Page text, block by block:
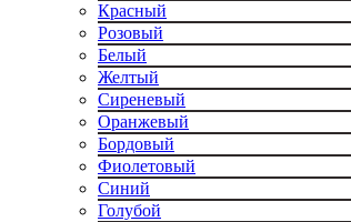
Красный
Розовый
Белый
Желтый
Сиреневый
Оранжевый
Бордовый
Фиолетовый
Синий
Голубой